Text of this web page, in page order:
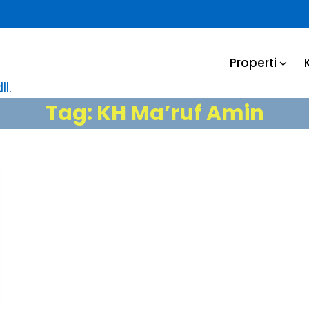
Properti
Tag: KH Ma’ruf Amin